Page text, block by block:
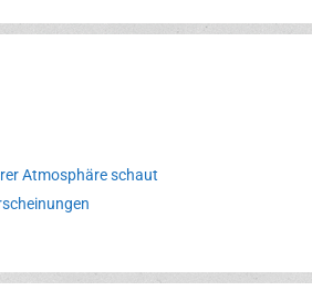
Atmosphäre schaut
Verbotene